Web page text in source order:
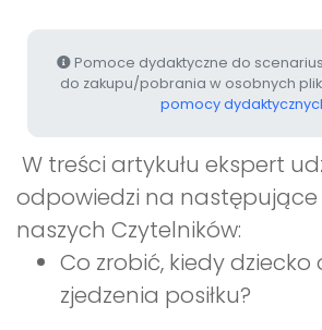
Pomoce dydaktyczne do
do zakupu/pobrania w osobnych
pomocy
W treści artykułu ekspert
odpowiedzi na
naszych Czytelników:
Co zrobić, kiedy
zjedzenia posiłku?